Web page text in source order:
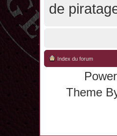
de
Index du forum
Theme